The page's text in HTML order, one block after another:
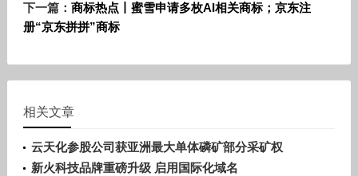
下一篇： 商标热点丨蜜雪申请多枚AI相关商标；京东注
册“京东拼拼”商标
相关文章
云天化参股公司获亚洲最大单体磷矿部分采矿权
新火科技品牌重磅升级 启用国际化域名